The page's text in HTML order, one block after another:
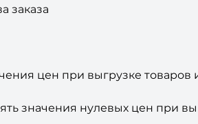
заказа
цен при выгрузке товаров
значения нулевых цен при